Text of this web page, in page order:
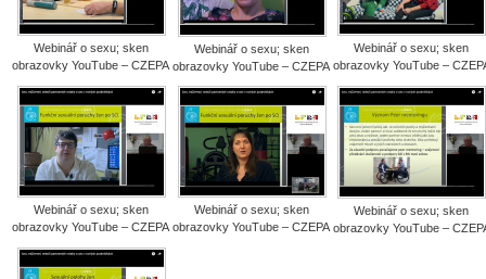
Webinář o sexu; sken
obrazovky YouTube – CZEPA
Webinář o sexu; sken
obrazovky YouTube – CZEPA
Webinář o sexu; sken
obrazovky YouTube –
Webinář o sexu; sken
obrazovky YouTube – CZEPA
Webinář o sexu; sken
obrazovky YouTube – CZEPA
Webinář o sexu; sken
obrazovky YouTube –